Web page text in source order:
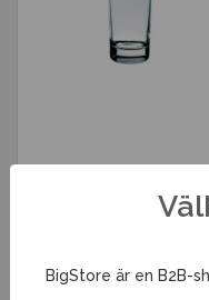
BigStore är en B2B-